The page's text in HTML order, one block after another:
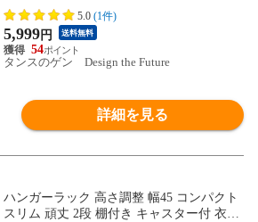
納 ふとんラック 布団ラック 押し入れ収納
ラック 布団収納ラック 押入れ 押入れ収納
ふとん収納 キャスター 収納ワゴン 収納棚
84300007【予約】8月上旬※8/10までに出荷
予定
5.0 (1件)
5,999円 送料無料
54
タンスのゲン Design the Future
詳細を見る
ハンガーラック 高さ調整 幅45 コンパクト
スリム 頑丈 2段 棚付き キャスター付 衣類